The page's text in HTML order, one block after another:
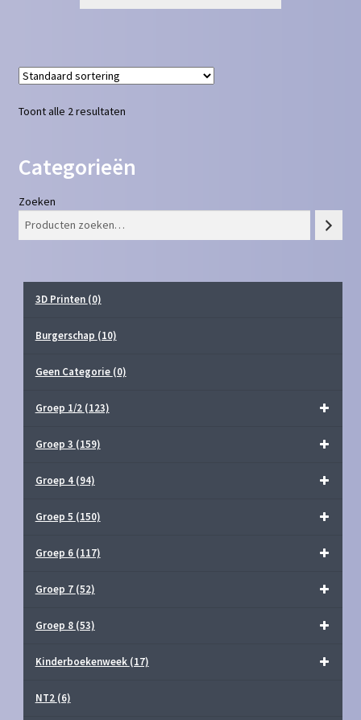
Toont alle 2 resultaten
Categorieën
Zoeken
3D Printen (0)
Burgerschap (10)
Geen Categorie (0)
Groep 1/2 (123)
Groep 3 (159)
Groep 4 (94)
Groep 5 (150)
Groep 6 (117)
Groep 7 (52)
Groep 8 (53)
Kinderboekenweek (17)
NT2 (6)